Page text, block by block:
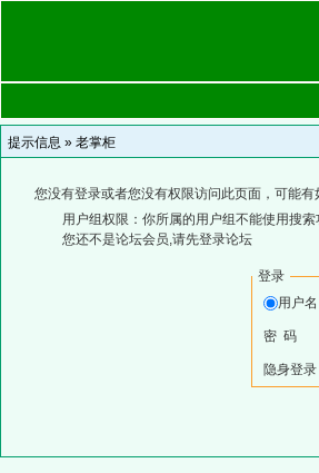
提示信息 » 老掌柜
您没有登录或者您没有权限访问此页面，可能有
用户组权限：你所属的用户组不能使用搜索
您还不是论坛会员,请先登录论坛
登录
用户
密 码
隐身登录